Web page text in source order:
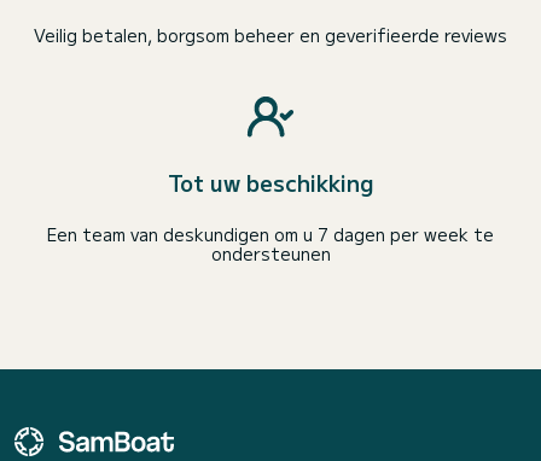
Veilig betalen, borgsom beheer en geverifieerde reviews
Tot uw beschikking
Een team van deskundigen om u 7 dagen per week te
ondersteunen